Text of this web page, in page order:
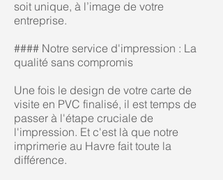
soit unique, à l’image de votre
entreprise.
#### Notre service d'impression : La
qualité sans compromis
Une fois le design de votre carte de
visite en PVC finalisé, il est temps de
passer à l'étape cruciale de
l'impression. Et c'est là que notre
imprimerie au Havre fait toute la
différence.